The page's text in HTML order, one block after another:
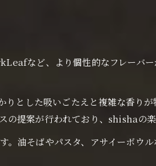
大阪府でshisha体験を充実させる
友人とshishaを味わうおすすめシ
派フレーバーを楽しむ“大阪府
shishaの個性派フレーバー最新ト
など、より個性的なフレーバー
とした吸いごたえと複雑な香り
提案が行われており、shishaの
。油そばやパスタ、アサイーボウ